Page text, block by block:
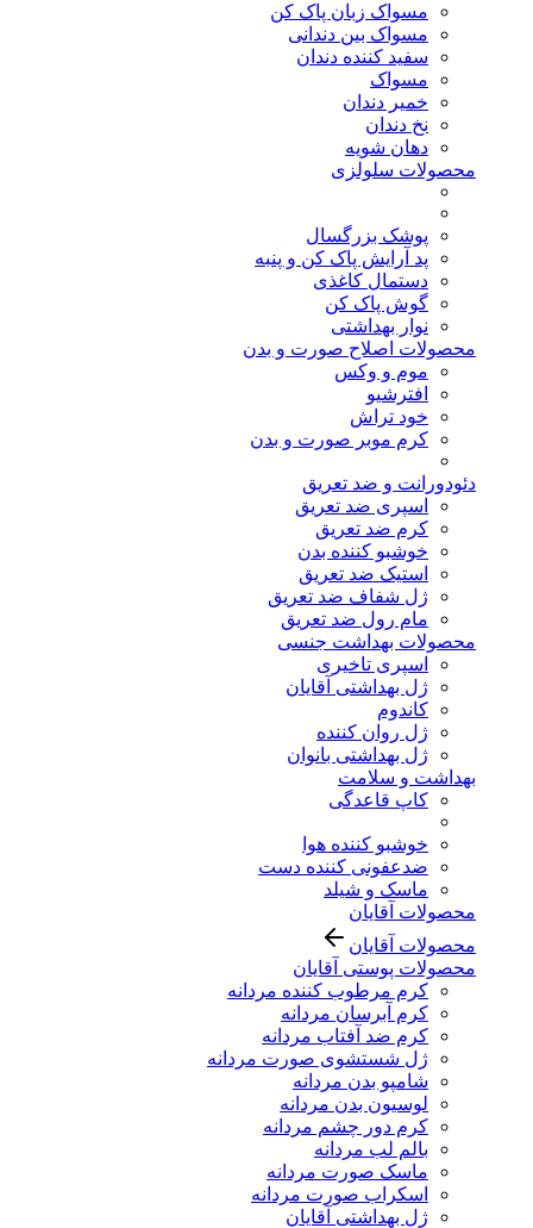
مسواک زبان پاک کن
مسواک بین دندانی
سفید کننده دندان
مسواک
خمیر دندان
نخ دندان
دهان شویه
محصولات سلولزی
پوشک بزرگسال
پد آرایش پاک کن و پنبه
دستمال کاغذی
گوش پاک کن
نوار بهداشتی
محصولات اصلاح صورت و بدن
موم و وکس
افترشیو
خود تراش
کرم موبر صورت و بدن
دئودورانت و ضد تعریق
اسپری ضد تعریق
کرم ضد تعریق
خوشبو کننده بدن
استیک ضد تعریق
ژل شفاف ضد تعریق
مام رول ضد تعریق
محصولات بهداشت جنسی
اسپری تاخیری
ژل بهداشتی آقایان
کاندوم
ژل روان کننده
ژل بهداشتی بانوان
بهداشت و سلامت
کاپ قاعدگی
خوشبو کننده هوا
ضدعفونی کننده دست
ماسک و شیلد
محصولات آقایان
محصولات آقایان
محصولات پوستی آقایان
کرم مرطوب کننده مردانه
کرم آبرسان مردانه
کرم ضد آفتاب مردانه
ژل شستشوی صورت مردانه
شامپو بدن مردانه
لوسیون بدن مردانه
کرم دور چشم مردانه
بالم لب مردانه
ماسک صورت مردانه
اسکراب صورت مردانه
ژل بهداشتی آقایان